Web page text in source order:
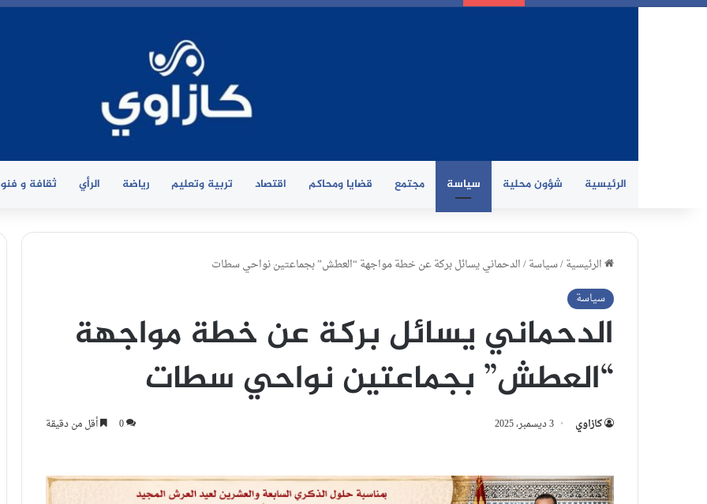
الرئيسية شؤون محلية سياسة مجتمع قضايا ومحاكم اقتصاد تربية وتعليم رياضة الرأي ثقافة و
الرئيسية/سياسة/الدحماني يسائل بركة عن خطة مواجهة “العطش” بجماعتين نواحي سطات
سياسة
الدحماني يسائل بركة عن خطة مواجهة
“العطش” بجماعتين نواحي سطات
كازاوي 3 ديسمبر، 2025 0 أقل من دقيقة